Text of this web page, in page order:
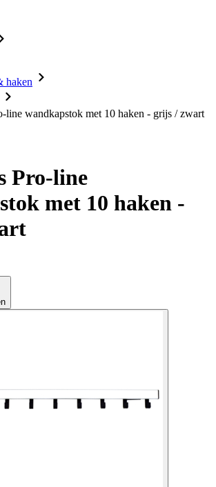
haken
line wandkapstok met 10 haken - grijs / zwart
Pro-line
met 10 haken -